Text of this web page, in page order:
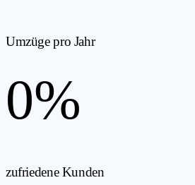
Umzüge pro Jahr
0%
zufriedene Kunden